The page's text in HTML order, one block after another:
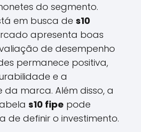
do segmento.
em busca de s10
apresenta boas
de desempenho
permanece positiva,
e a
marca. Além disso, a
s10 fipe pode
de definir o investimento.